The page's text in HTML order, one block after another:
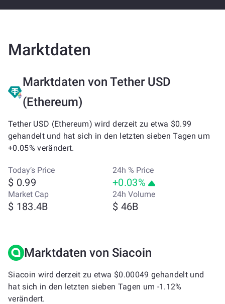
Marktdaten
Marktdaten von Tether USD
(Ethereum)
Tether USD (Ethereum) wird derzeit zu etwa $0.99
gehandelt und hat sich in den letzten sieben Tagen um
+0.05% verändert.
Today’s Price
$ 0.99
24h % Price
+0.03%
Market Cap
$ 183.4B
24h Volume
$ 46B
Marktdaten von Siacoin
Siacoin wird derzeit zu etwa $0.00049 gehandelt und
hat sich in den letzten sieben Tagen um -1.12%
verändert.